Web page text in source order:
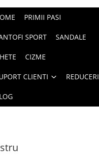
PRIMII PASI
SPORT SANDALE
CIZME
CLIENTI REDUCERI